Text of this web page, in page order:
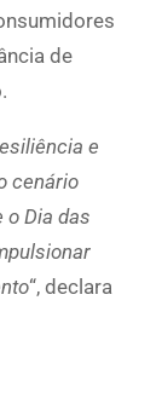
de
e
cenário
o Dia das
“, declara